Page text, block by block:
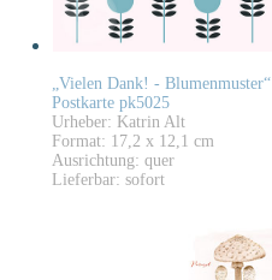
„Vielen Dank! - Blumenmuster“
Postkarte pk5025
Urheber: Katrin Alt
Format: 17,2 x 12,1 cm
Ausrichtung: quer
Lieferbar: sofort